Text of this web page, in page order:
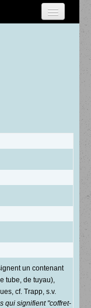
un contenant
tube, de tuyau),
cf. Trapp, s.v.
qui signifient "coffret-